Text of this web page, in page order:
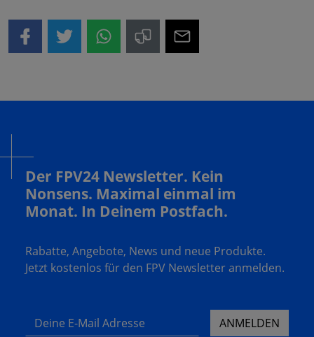
Der FPV24 Newsletter. Kein
Nonsens. Maximal einmal im
Monat. In Deinem Postfach.
Rabatte, Angebote, News und neue Produkte.
Jetzt kostenlos für den FPV Newsletter anmelden.
Deine E-Mail Adresse ANMELDEN